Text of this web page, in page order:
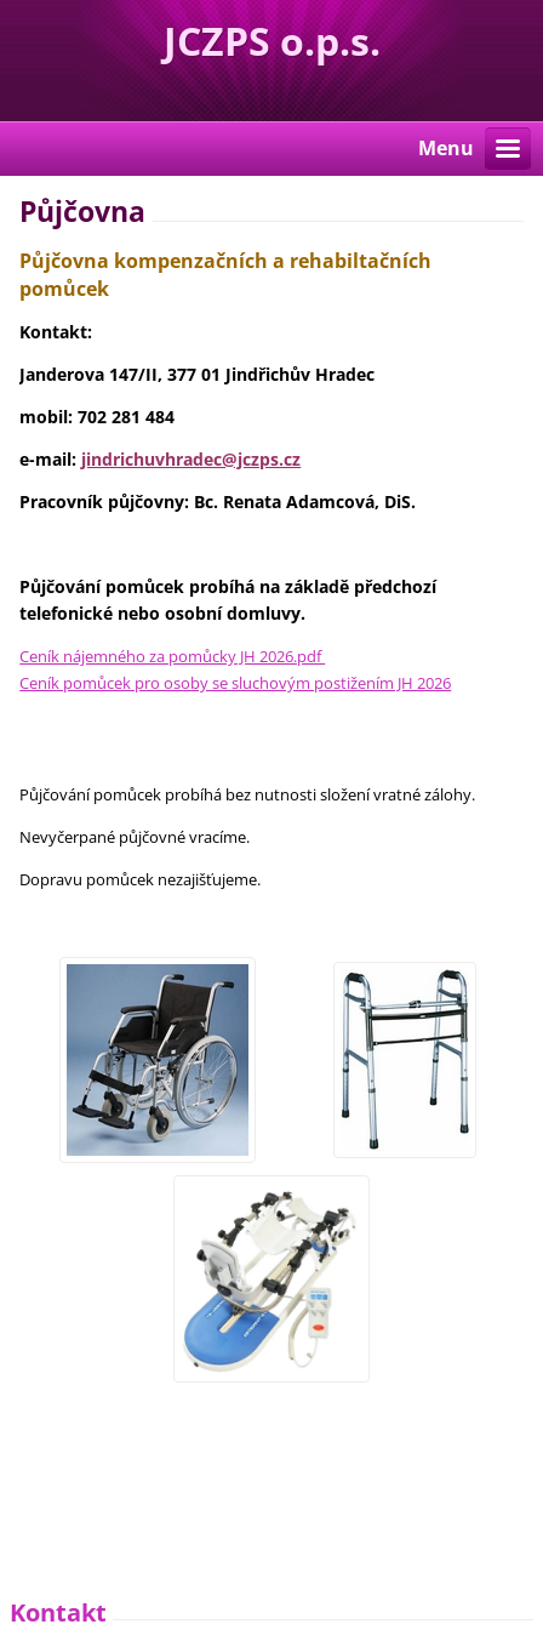
JCZPS o.p.s.
Menu
Půjčovna
Půjčovna kompenzačních a rehabiltačních
pomůcek
Kontakt:
Janderova 147/II, 377 01 Jindřichův Hradec
mobil: 702 281 484
e-mail: jindrichuvhradec@jczps.cz
Pracovník půjčovny: Bc. Renata Adamcová, DiS.
Půjčování pomůcek probíhá na základě předchozí
telefonické nebo osobní domluvy.
Ceník nájemného za pomůcky JH 2026.pdf
Ceník pomůcek pro osoby se sluchovým postižením JH 2026
Půjčování pomůcek probíhá bez nutnosti složení vratné zálohy.
Nevyčerpané půjčovné vracíme.
Dopravu pomůcek nezajišťujeme.
Kontakt